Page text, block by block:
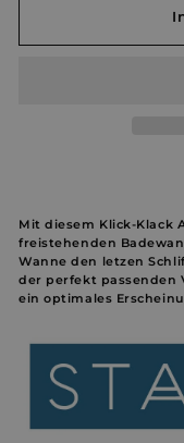
Mit diesem Klick-Klack
freistehenden
Wanne den letzen
der perfekt passenden
ein optimales